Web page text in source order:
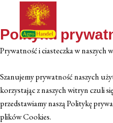
treści
Polityka
Prywatność i ciasteczka w naszych
Szanujemy prywatność naszych
korzystając z naszych witryn czuli
przedstawiamy naszą Politykę
plików Cookies.